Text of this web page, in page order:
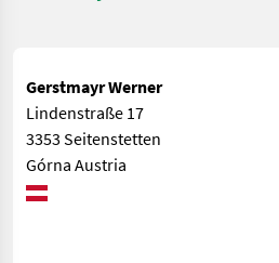
Gerstmayr Werner
Lindenstraße 17
3353 Seitenstetten
Górna Austria